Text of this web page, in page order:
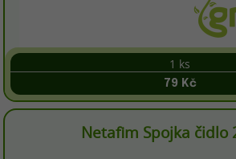
1 ks
79 Kč
Netafim Spojka čidlo